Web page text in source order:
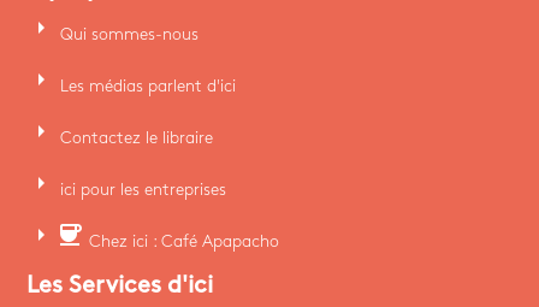
arrow_right Qui sommes-nous
arrow_right Les médias parlent d'ici
arrow_right Contactez le libraire
arrow_right ici pour les entreprises
arrow_right coffee Chez ici : Café Apapacho
Les Services d'ici